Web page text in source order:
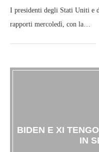
I presidenti degli Stati Uniti e
rapporti mercoledì, con la…
BIDEN E XI
IN